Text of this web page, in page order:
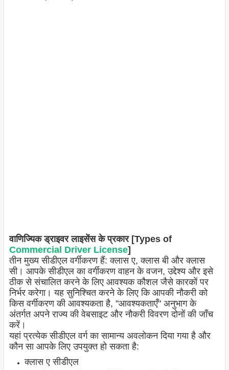
वाणिज्यिक ड्राइवर लाइसेंस के प्रकार [Types of
Commercial Driver License]
तीन मुख्य सीडीएल वर्गीकरण हैं: क्लास ए, क्लास बी और क्लास
सी। आपके सीडीएल का वर्गीकरण वाहन के वजन, उद्देश्य और इसे
ठीक से संचालित करने के लिए आवश्यक कौशल जैसे कारकों पर
निर्भर करेगा। यह सुनिश्चित करने के लिए कि आपकी नौकरी को
किस वर्गीकरण की आवश्यकता है, "आवश्यकताएँ" अनुभाग के
अंतर्गत अपने राज्य की वेबसाइट और नौकरी विवरण दोनों की जाँच
करें।
यहां प्रत्येक सीडीएल वर्ग का सामान्य अवलोकन दिया गया है और
कौन सा आपके लिए उपयुक्त हो सकता है:
क्लास ए सीडीएल